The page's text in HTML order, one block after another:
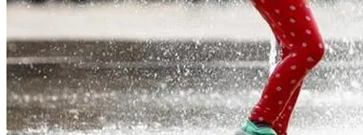
Извержение Вулкана На Юге Исландии:
Чрезвычайное Положение И Эвакуация
В Киеве Ограничили Движение На
Проспекте Палладина